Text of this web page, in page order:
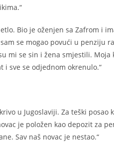
Bio je oženjen sa Zafrom i
se mogao povući u penziju
mi se sin i žena smjestili. Moja
i sve se odjednom okrenulo.“
u Jugoslaviji. Za teški
je položen kao depozit za
Sav naš novac je nestao.“